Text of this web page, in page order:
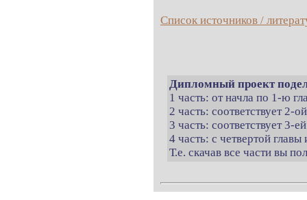
Список источников /
Дипломный проект
1 часть: от начла по 1-ю
2 часть: соответствует 2-
3 часть: соответствует 3-
4 часть: с четвертой
Т.е. скачав все части вы